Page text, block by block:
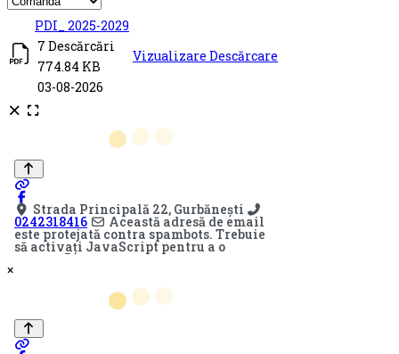
Titlu
Descărcare
PDI_ 2025-2029
7 Descărcări
774.84 KB
03-08-2026
Vizualizare Descărcare
×